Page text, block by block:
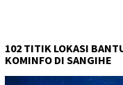
102 TITIK LOKASI
KOMINFO DI SANGIHE